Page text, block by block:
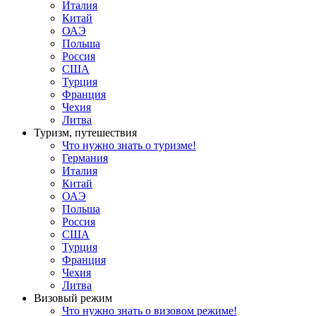
Италия
Китай
ОАЭ
Польша
Россия
США
Турция
Франция
Чехия
Литва
Туризм, путешествия
Что нужно знать о туризме!
Германия
Италия
Китай
ОАЭ
Польша
Россия
США
Турция
Франция
Чехия
Литва
Визовый режим
Что нужно знать о визовом режиме!